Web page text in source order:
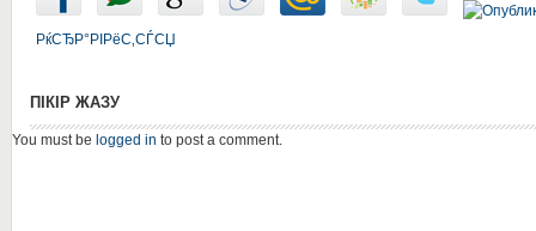
РќСЂР°РІРёС‚СЃСЏ
ПІКІР ЖАЗУ
You must be logged in to post a comment.